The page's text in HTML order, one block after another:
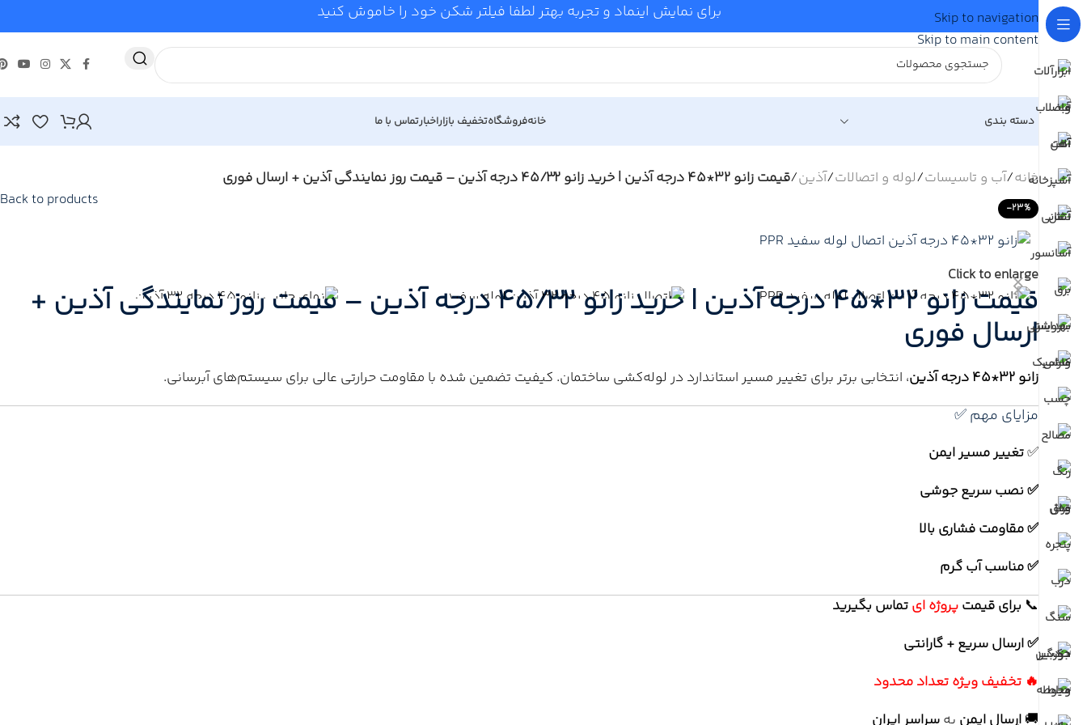
Skip to navigation
Skip to main content
برای نمایش اینماد و تجربه بهتر لطفا فیلتر شکن خود را خاموش کنید
دسته بندی خانهفروشگاهتخفیف بازاراخبارتماس با ما
خانه/آب و تاسیسات/لوله و اتصالات/آذین/قیمت زانو 32*45 درجه آذین | خرید زانو 45/32 درجه آذین – قیمت روز نمایندگی آذین + ارسال فوری
Back to products
-23%
Click to enlarge
قیمت زانو 32*45 درجه آذین | خرید زانو 45/32 درجه آذین – قیمت روز نمایندگی آذین +
ارسال فوری
زانو 32*45 درجه آذین ، انتخابی برتر برای تغییر مسیر استاندارد در لوله‌کشی ساختمان. کیفیت تضمین شده با مقاومت حرارتی عالی برای سیستم‌های آبرسانی.
مزایای مهم ✅
✅تغییر مسیر ایمن
✅ نصب سریع جوشی
✅ مقاومت فشاری بالا
✅ مناسب آب گرم
📞 برایقیمتپروژه ایتماس بگیرید
✅ ارسال سریع + گارانتی
🔥 تخفیف ویژه تعداد محدود
🚚ارسال ایمن بهسراسر ایران